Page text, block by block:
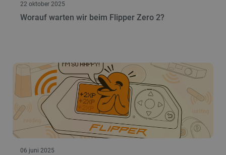
22 oktober 2025
Worauf warten wir beim Flipper Zero 2?
06 juni 2025